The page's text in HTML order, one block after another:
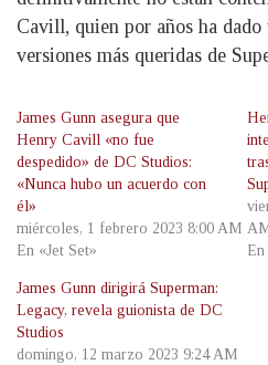
Cavill, quien por años ha dado
versiones más queridas de
James Gunn asegura que
Henry Cavill «no fue
despedido» de DC Studios:
«Nunca hubo un acuerdo con
él»
miércoles, 1 febrero 2023 8:00 AM
En «Jet Set»
En
James Gunn dirigirá Superman:
Legacy, revela guionista de DC
Studios
domingo, 12 marzo 2023 9:24 AM